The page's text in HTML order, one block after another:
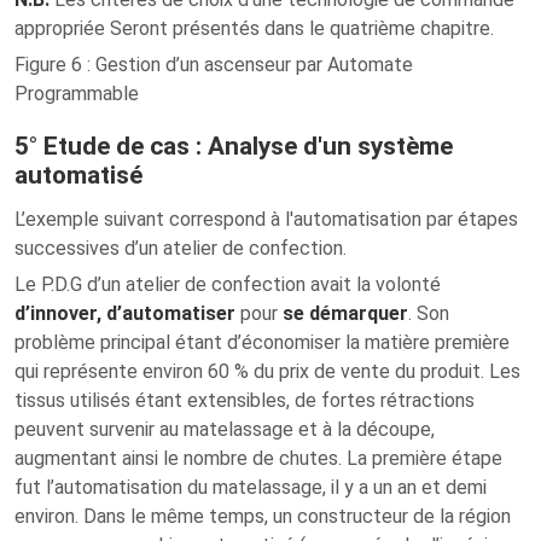
appropriée Seront présentés dans le quatrième chapitre.
Figure 6 : Gestion d’un ascenseur par Automate
Programmable
5° Etude de cas : Analyse d'un système
automatisé
L’exemple suivant correspond à l'automatisation par étapes
successives d’un atelier de confection.
Le P.D.G d’un atelier de confection avait la volonté
d’innover, d’automatiser pour se démarquer. Son
problème principal étant d’économiser la matière première
qui représente environ 60 % du prix de vente du produit. Les
tissus utilisés étant extensibles, de fortes rétractions
peuvent survenir au matelassage et à la découpe,
augmentant ainsi le nombre de chutes. La première étape
fut l’automatisation du matelassage, il y a un an et demi
environ. Dans le même temps, un constructeur de la région